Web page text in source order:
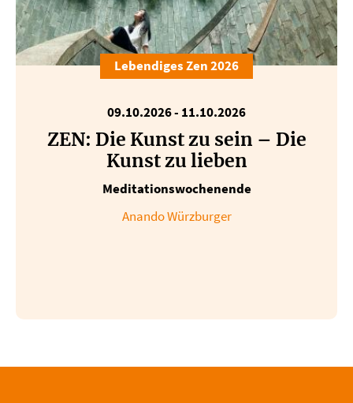
Lebendiges Zen 2026
09.10.2026 - 11.10.2026
ZEN: Die Kunst zu sein – Die
Kunst zu lieben
Meditationswochenende
Anando Würzburger